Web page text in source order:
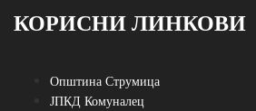
КОРИСНИ ЛИНКОВИ
Општина Струмица
ЈПКД Комуналец